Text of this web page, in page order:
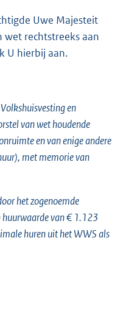
Uwe Majesteit
wet rechtstreeks aan
U hierbij aan.
en
van wet houdende
en van enige andere
met memorie van
het zogenoemde
huurwaarde van € 1.123
huren uit het WWS als